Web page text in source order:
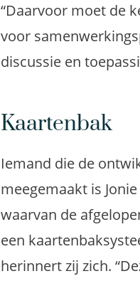
“Daarvoor moet de
voor
discussie en
Kaartenbak
Iemand die de
meegemaakt is
waarvan de
een
herinnert zij zich.